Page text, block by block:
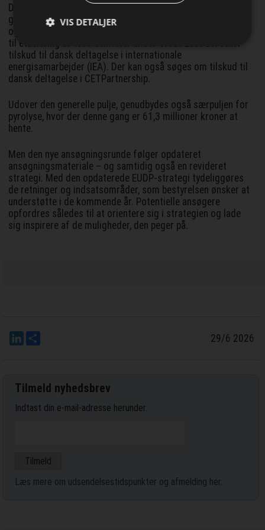
Der udbydes denne gang 240 millioner kroner i EUDP’s
generelle pulje, hvor der kan søges om støtte til udvikling
og demonstration af ny energiteknologi under EUDP, tilskud
til etablering af testfaciliteter under Green Labs DK samt
tilskud til dansk deltagelse i internationale
energisamarbejder (IEA). Der kan også søges om tilskud til
dansk deltagelse i CETPartnership.
Udover den generelle pulje, genudbydes også særpuljen for
pyrolyse, hvor der denne gang er 61,3 millioner kroner at
hente.
Men den nye ansøgningsrunde følger opdateret
ansøgningsmateriale – og samtidig også en revideret
strategi. Med den opdaterede EUDP-strategi tydeliggøres
de retninger og indsatsområder, som bestyrelsen ønsker at
understøtte i de kommende år. Potentielle ansøgere
opfordres således til at orientere sig i strategien og lade
sig inspirere af de muligheder, den peger på.
LinkedIn 29/6 2026
Tilmeld nyhedsbrev
Indtast din e-mail-adresse herunder.
Læs mere om udsendelsestidspunkter og afmelding her.
VIS DETALJER